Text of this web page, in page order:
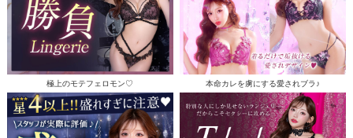
極上のモテフェロモン♡ 本命カレを虜にする愛されブラ♪